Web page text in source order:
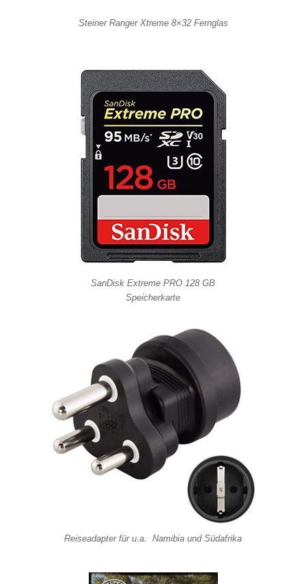
Steiner Ranger Xtreme 8×32 Fernglas
SanDisk Extreme PRO 128 GB
Speicherkarte
Reiseadapterfür u.a. Namibia und Südafrika